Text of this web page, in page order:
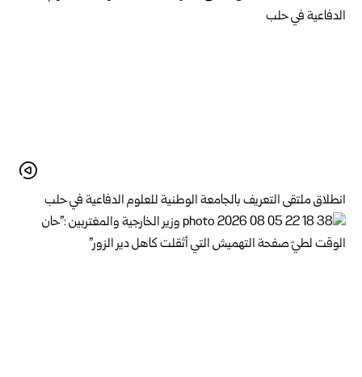
انطلاق ملتقى التعريف بالجامعة الوطنية للعلوم الدفاعية في حلب